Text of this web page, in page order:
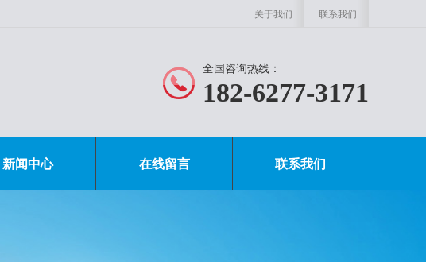
关于我们 联系我们
全国咨询热线：
182-6277-3171
新闻中心 在线留言 联系我们